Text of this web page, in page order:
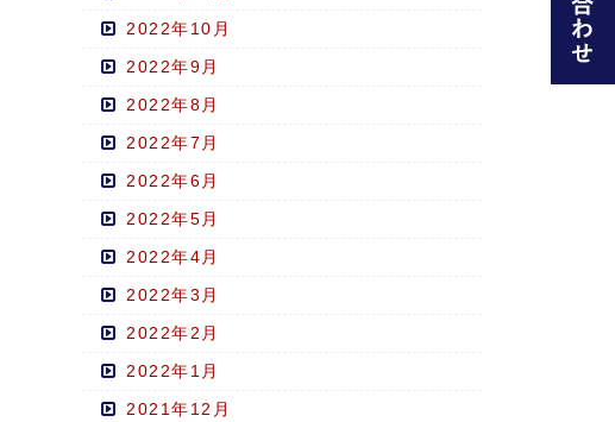
2022年10月
2022年9月
2022年8月
2022年7月
2022年6月
2022年5月
2022年4月
2022年3月
2022年2月
2022年1月
2021年12月